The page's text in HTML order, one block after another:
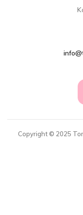
Copyright © 2025